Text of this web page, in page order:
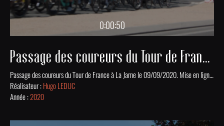
0:00:50
Passage des coureurs du Tour de France à La Jarne en 2020
Passage des coureurs du Tour de France à La Jarne le 09/09/2020. Mise en ligne grâce au soutien financier de la DRAC Nouvelle-Aquitaine.
Réalisateur : Hugo LEDUC
Année :2020